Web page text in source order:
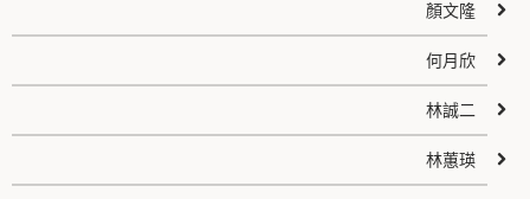
顏文隆
何月欣
林誠二
林蕙瑛